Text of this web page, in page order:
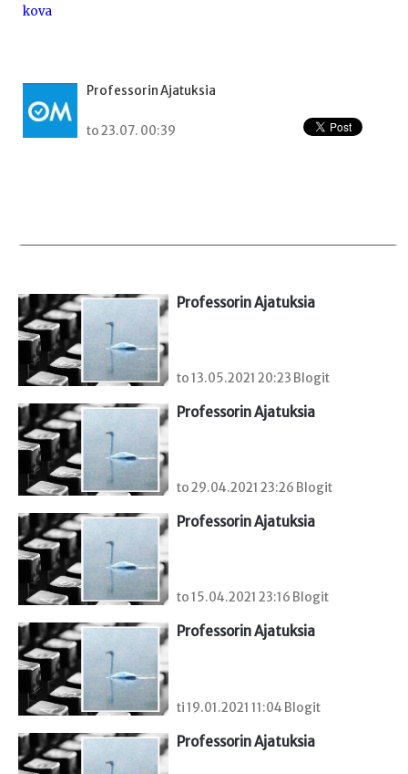
kova
Professorin Ajatuksia
to 23.07. 00:39
Professorin Ajatuksia
to 13.05.2021 20:23 Blogit
Professorin Ajatuksia
to 29.04.2021 23:26 Blogit
Professorin Ajatuksia
to 15.04.2021 23:16 Blogit
Professorin Ajatuksia
ti 19.01.2021 11:04 Blogit
Professorin Ajatuksia